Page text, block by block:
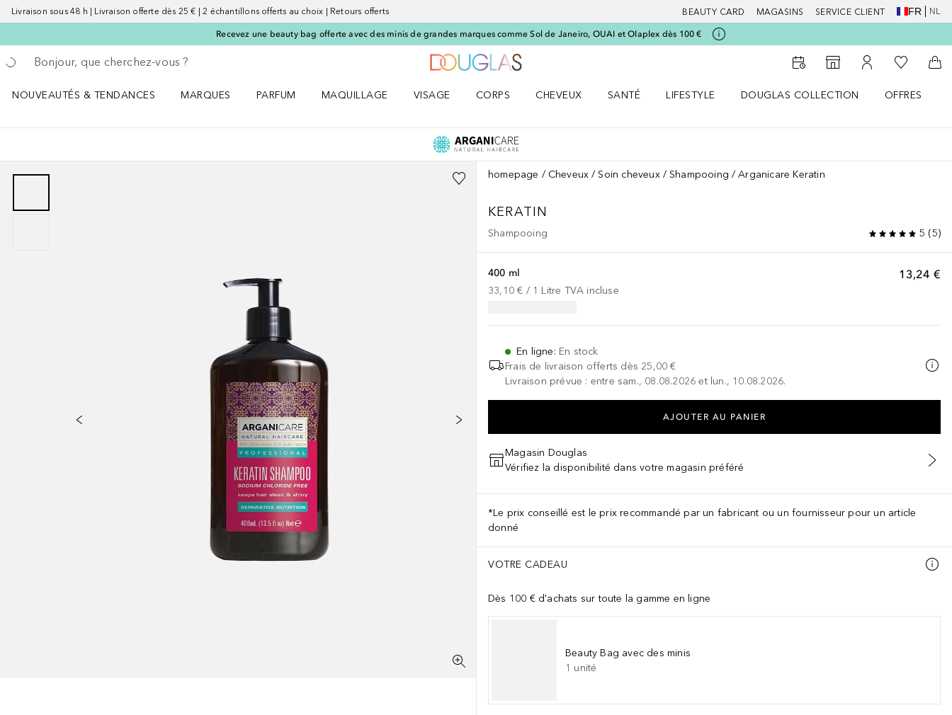
Livraison sous 48 h | Livraison offerte dès 25 € | 2 échantillons offerts au choix | Retours offerts BEAUTY CARD MAGASINS SERVICE CLIENT FR NL
Recevez une beauty bag offerte avec des minis de grandes marques comme Sol de Janeiro, OUAI et Olaplex dès 100 €
Retourner
Effectuer la recherche
Vers le Storefinder
Vers Mon Compte
Vers Ma
NOUVEAUTÉS & TENDANCES
MARQUES
PARFUM
MAQUILLAGE
VISAGE
CORPS
CHEVEUX
SANTÉ
LIFESTYLE
DOUGLAS COLLECTION
OFFRES
homepage Cheveux Soin cheveux Shampooing Arganicare Keratin
KERATIN
Shampooing 5 (5)
13,24 €
400 ml
33,10 € / 1 Litre TVA incluse
En ligne: En stock
Frais de livraison offerts dès 25,00 €
Livraison prévue : entre sam., 08.08.2026 et lun., 10.08.2026.
AJOUTER AU PANIER
Magasin Douglas
Vérifiez la disponibilité dans votre magasin préféré
*Le prix conseillé est le prix recommandé par un fabricant ou un fournisseur pour un article
donné
VOTRE CADEAU
Dès 100 € d'achats sur toute la gamme en ligne
Beauty Bag avec des minis
1 unité